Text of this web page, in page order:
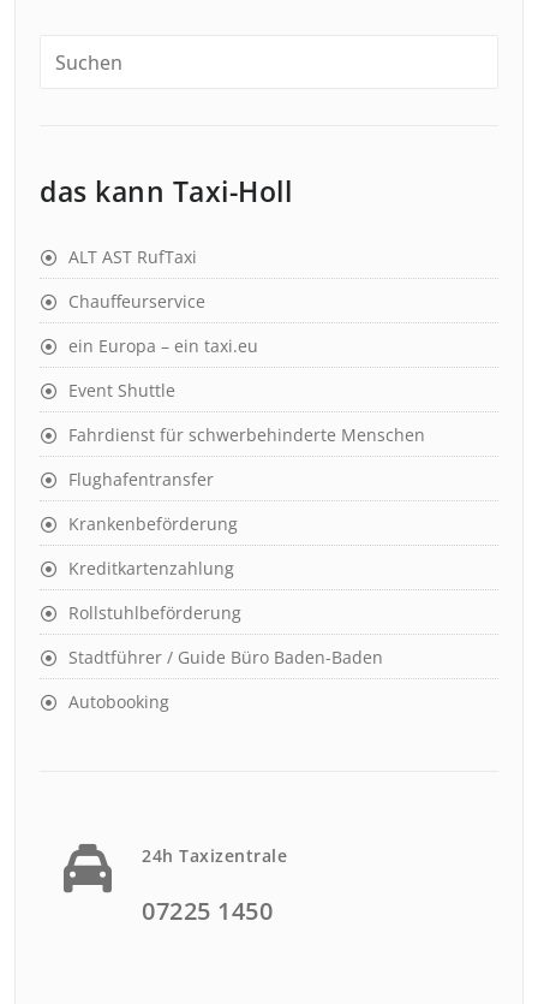
das kann Taxi-Holl
ALT AST RufTaxi
Chauffeurservice
ein Europa – ein taxi.eu
Event Shuttle
Fahrdienst für schwerbehinderte Menschen
Flughafentransfer
Krankenbeförderung
Kreditkartenzahlung
Rollstuhlbeförderung
Stadtführer / Guide Büro Baden-Baden
Autobooking
24h Taxizentrale
07225 1450